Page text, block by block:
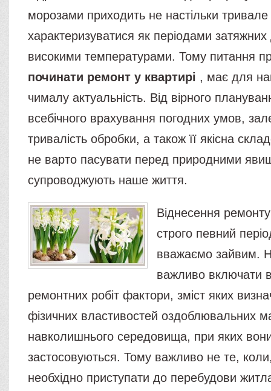
морозами приходить не настільки
характеризуватися як періодами затяжних
високими температурами. Тому питання
починати ремонт у квартирі , має для
чималу актуальність. Від вірного
всебічного врахування погодних умов,
тривалість обробки, а також її якісна
не варто пасувати перед природними
супроводжують наше життя.
Віднесення
строго певний
вважаємо зайвим.
важливо включати
ремонтних робіт фактори, зміст яких
фізичних властивостей оздоблювальних
навколишнього середовища, при яких
застосовуються. Тому важливо не те,
необхідно приступати до перебудови